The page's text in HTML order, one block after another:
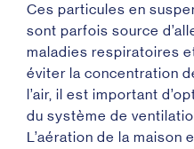
Ces particules en
sont parfois source
maladies respiratoires
éviter la concentration
l’air, il est important
du système de
L’aération de la maison